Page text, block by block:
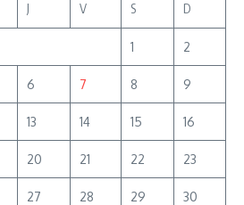
J V S D
1 2
6 7 8 9
13 14 15 16
20 21 22 23
27 28 29 30